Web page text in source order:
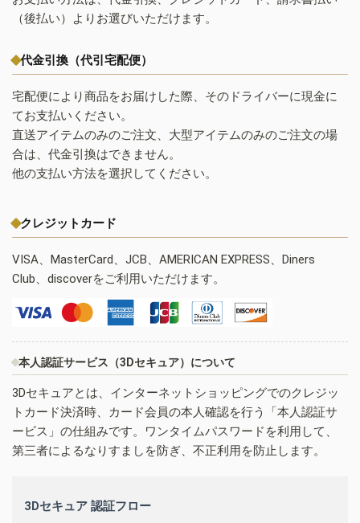
（後払い）よりお選びいただけます。
代金引換（代引宅配便）
宅配便により商品をお届けした際、そのドライバーに現金に
てお支払いください。
直送アイテムのみのご注文、大型アイテムのみのご注文の場
合は、代金引換はできません。
他の支払い方法を選択してください。
クレジットカード
VISA、MasterCard、JCB、AMERICAN EXPRESS、Diners
Club、discoverをご利用いただけます。
本人認証サービス（3Dセキュア）について
3Dセキュアとは、インターネットショッピングでのクレジッ
トカード決済時、カード会員の本人確認を行う「本人認証サ
ービス」の仕組みです。ワンタイムパスワードを利用して、
第三者によるなりすましを防ぎ、不正利用を防止します。
3Dセキュア 認証フロー